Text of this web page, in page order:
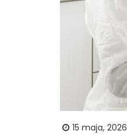
15 maja, 2026